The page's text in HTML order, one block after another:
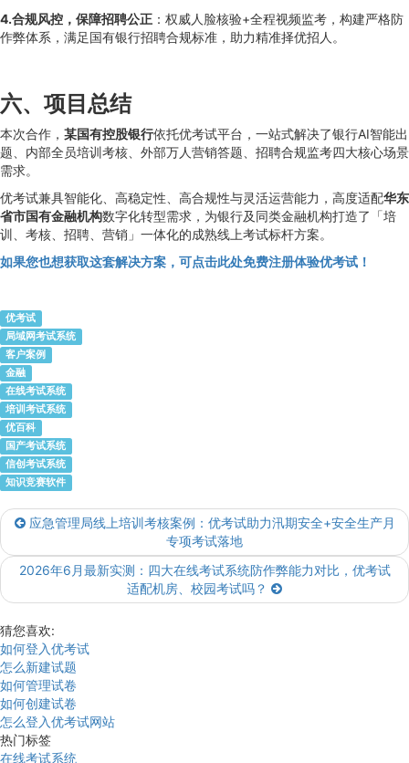
4.合规风控，保障招聘公正 ：权威人脸核验+全程视频监考，构建严格防
作弊体系，满足国有银行招聘合规标准，助力精准择优招人。
六、项目总结
本次合作， 某国有控股银行依托优考试平台，一站式解决了银行AI智能出
题、内部全员培训考核、外部万人营销答题、招聘合规监考四大核心场景
需求。
优考试兼具智能化、高稳定性、高合规性与灵活运营能力，高度适配华东
省市国有金融机构数字化转型需求，为银行及同类金融机构打造了「培
训、考核、招聘、营销」一体化的成熟线上考试标杆方案。
如果您也想获取这套解决方案，可点击此处免费注册体验优考试！
优考试
局域网考试系统
客户案例
金融
在线考试系统
培训考试系统
优百科
国产考试系统
信创考试系统
知识竞赛软件
应急管理局线上培训考核案例：优考试助力汛期安全+安全生产月
专项考试落地
2026年6月最新实测：四大在线考试系统防作弊能力对比，优考试
适配机房、校园考试吗？
猜您喜欢:
如何登入优考试
怎么新建试题
如何管理试卷
如何创建试卷
怎么登入优考试网站
热门标签
在线考试系统